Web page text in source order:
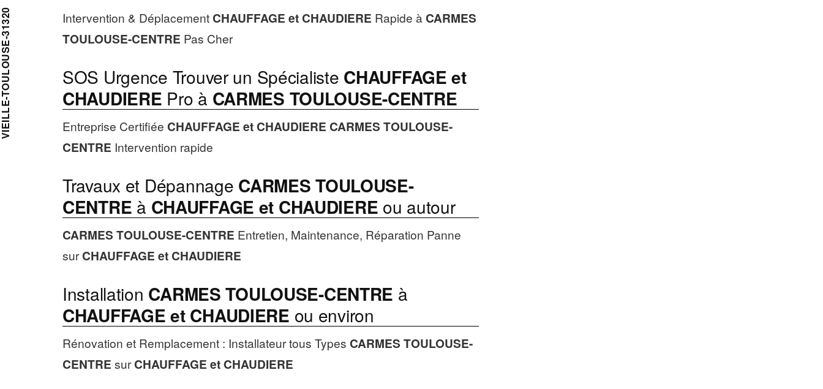
31320 Intervention & Déplacement CHAUFFAGE et CHAUDIERE Rapide à CARMES
TOULOUSE-CENTRE Pas Cher
SOS Urgence Trouver un Spécialiste CHAUFFAGE et
CHAUDIERE Pro à CARMES TOULOUSE-CENTRE
Entreprise Certifiée CHAUFFAGE et CHAUDIERE CARMES TOULOUSE-
CENTRE Intervention rapide
Travaux et Dépannage CARMES TOULOUSE-
CENTRE à CHAUFFAGE et CHAUDIERE ou autour
CARMES TOULOUSE-CENTRE Entretien, Maintenance, Réparation Panne
surCHAUFFAGE et CHAUDIERE
Installation CARMES TOULOUSE-CENTRE à
CHAUFFAGE et CHAUDIERE ou environ
Rénovation et Remplacement : Installateur tous Types CARMES TOULOUSE-
CENTRE surCHAUFFAGE et CHAUDIERE